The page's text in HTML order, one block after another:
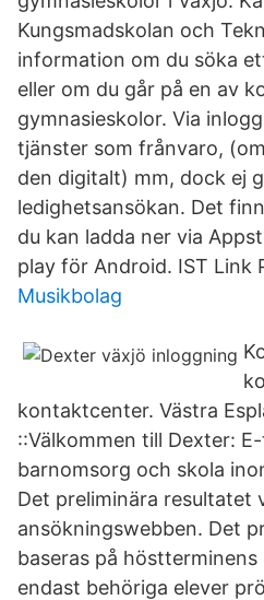
Kungsmadskolan och
information om du söka
eller om du går på en av
gymnasieskolor. Via
tjänster som frånvaro,
den digitalt) mm, dock ej
ledighetsansökan. Det
du kan ladda ner via
play för Android. IST Link
Musikbolag
kontaktcenter. Västra
::Välkommen till Dexter:
barnomsorg och skola
Det preliminära resultatet
ansökningswebben. Det
baseras på
endast behöriga elever